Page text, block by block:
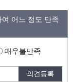
어느 정도 만족
매우불만족